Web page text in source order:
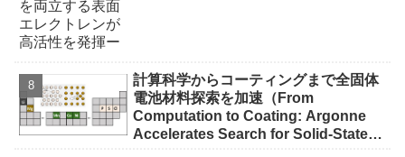
計算科学からコーティングまで全固体
電池材料探索を加速（From
Computation to Coating: Argonne
Accelerates Search for Solid-State